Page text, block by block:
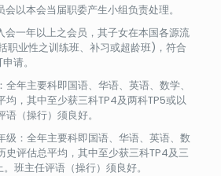
以本会当届职委产生小组负责处理。
会一年以上之会员，其子女在本国各源流
职业性之训练班、补习或超龄班)，符合
请。
全年主要科即国语、华语、英语、数学、
均，其中至少获三科TP4及两科TP5或以
（操行）须良好。
级：全年主要科即国语、华语、英语、数
史评估总平均，其中至少获三科TP4及三
班主任评语（操行）须良好。